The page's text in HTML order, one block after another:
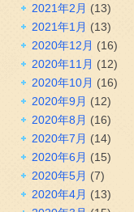
2021年2月 (13)
2021年1月 (13)
2020年12月 (16)
2020年11月 (12)
2020年10月 (16)
2020年9月 (12)
2020年8月 (16)
2020年7月 (14)
2020年6月 (15)
2020年5月 (7)
2020年4月 (13)